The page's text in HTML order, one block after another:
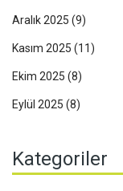
Aralık 2025 (9)
Kasım 2025 (11)
Ekim 2025 (8)
Eylül 2025 (8)
Kategoriler